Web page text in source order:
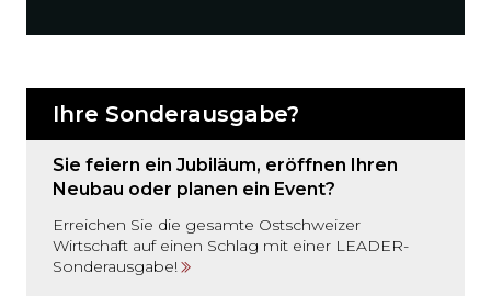
Ihre Sonderausgabe?
Sie feiern ein Jubiläum, eröffnen Ihren
Neubau oder planen ein Event?
Erreichen Sie die gesamte Ostschweizer
Wirtschaft auf einen Schlag mit einer LEADER-
Sonderausgabe!